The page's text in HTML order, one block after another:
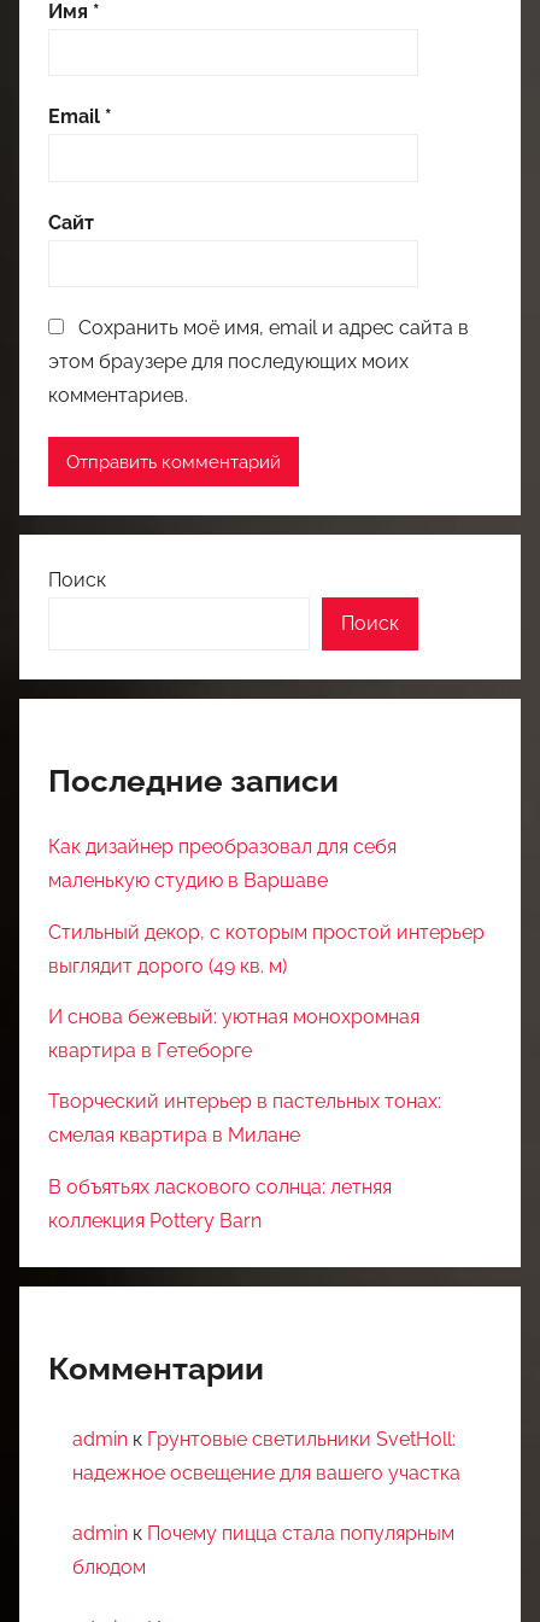
Имя *
Email *
Сайт
Сохранить моё имя, email и адрес сайта в
этом браузере для последующих моих
комментариев.
Поиск
Поиск
Последние записи
Как дизайнер преобразовал для себя
маленькую студию в Варшаве
Стильный декор, с которым простой интерьер
выглядит дорого (49 кв. м)
И снова бежевый: уютная монохромная
квартира в Гетеборге
Творческий интерьер в пастельных тонах:
смелая квартира в Милане
В объятьях ласкового солнца: летняя
коллекция Pottery Barn
Комментарии
admin к Грунтовые светильники SvetHoll:
надежное освещение для вашего участка
admin к Почему пицца стала популярным
блюдом